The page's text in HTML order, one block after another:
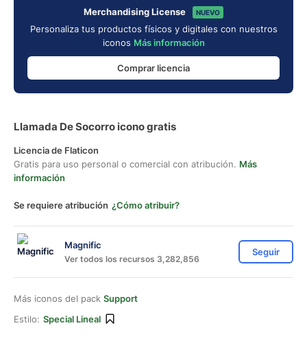
Merchandising License NUEVO
Personaliza tus productos físicos y digitales con nuestros
iconos Más información
Comprar licencia
Llamada De Socorro icono gratis
Licencia de Flaticon
Gratis para uso personal o comercial con atribución. Más
información
Se requiere atribución ¿Cómo atribuir?
Magnific
Ver todos los recursos 3,282,856
Seguir
Más iconos del pack Support
Estilo: Special Lineal